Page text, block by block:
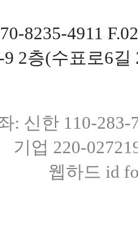
8235-4911
9 2층(수표로6
: 신한 110-
기업 220-
웹하드 id